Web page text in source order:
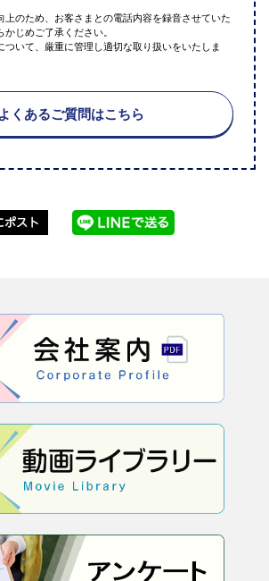
上のため、お客さまとの電話内容を録音させていた
じめご了承ください。
ついて、厳重に管理し適切な取り扱いをいたしま
よくあるご質問はこちら